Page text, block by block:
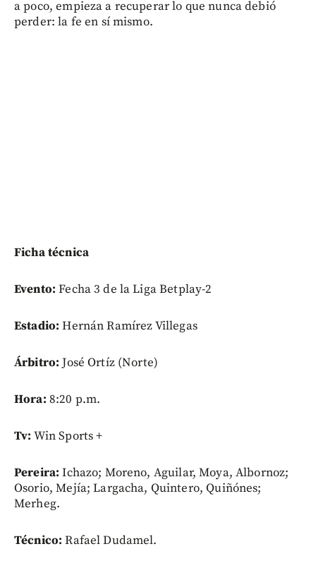
a poco, empieza a recuperar lo que nunca debió
perder: la fe en sí mismo.
Ficha técnica
Evento: Fecha 3 de la Liga Betplay-2
Estadio: Hernán Ramírez Villegas
Árbitro: José Ortíz (Norte)
Hora: 8:20 p.m.
Tv: Win Sports +
Pereira: Ichazo; Moreno, Aguilar, Moya, Albornoz;
Osorio, Mejía; Largacha, Quintero, Quiñónes;
Merheg.
Técnico: Rafael Dudamel.